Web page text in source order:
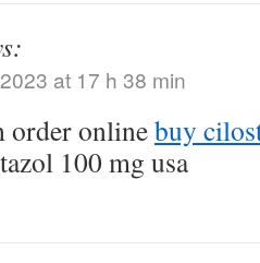
at 17 h 38 min
order onlinebuy
100 mg usa